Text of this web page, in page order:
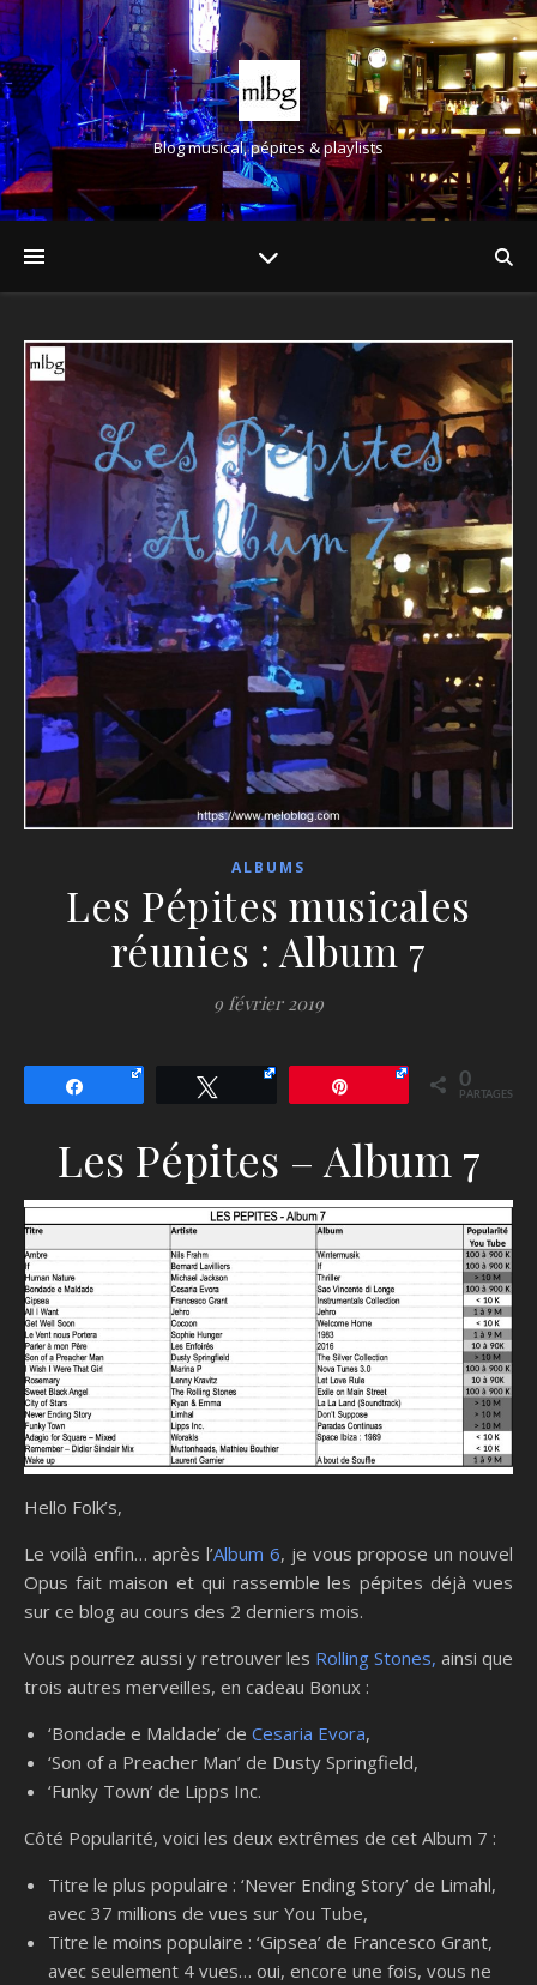
Blog musical, pépites & playlists
ALBUMS
Les Pépites musicales
réunies : Album 7
9 février 2019
0
PARTAGES
Les Pépites – Album 7
Hello Folk’s,
Le voilà enfin… après l’Album 6, je vous propose un nouvel
Opus fait maison et qui rassemble les pépites déjà vues
sur ce blog au cours des 2 derniers mois.
Vous pourrez aussi y retrouver les Rolling Stones, ainsi que
trois autres merveilles, en cadeau Bonux :
‘Bondade e Maldade’ de Cesaria Evora,
‘Son of a Preacher Man’ de Dusty Springfield,
‘Funky Town’ de Lipps Inc.
Côté Popularité, voici les deux extrêmes de cet Album 7 :
Titre le plus populaire : ‘Never Ending Story’ de Limahl,
avec 37 millions de vues sur You Tube,
Titre le moins populaire : ‘Gipsea’ de Francesco Grant,
avec seulement 4 vues… oui, encore une fois, vous ne